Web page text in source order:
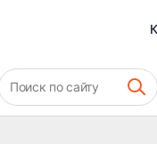
Поиск по сайту